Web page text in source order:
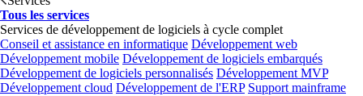
Tous les services
Services de développement de logiciels à cycle complet
Conseil et assistance en informatique Développement web
Développement mobile Développement de logiciels embarqués
Développement de logiciels personnalisés Développement MVP
Développement cloud Développement de l'ERP Support mainframe